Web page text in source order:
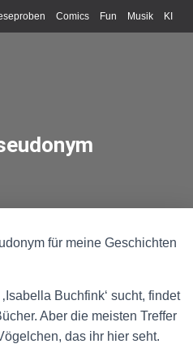
Comics Fun Musik KI
für meine Geschichten
Buchfink‘ sucht, findet
Aber die meisten Treffer
das ihr hier seht.